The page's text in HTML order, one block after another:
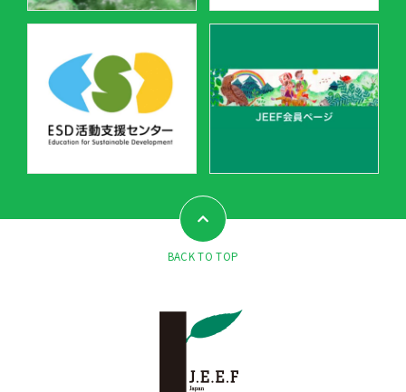
BACK TO TOP